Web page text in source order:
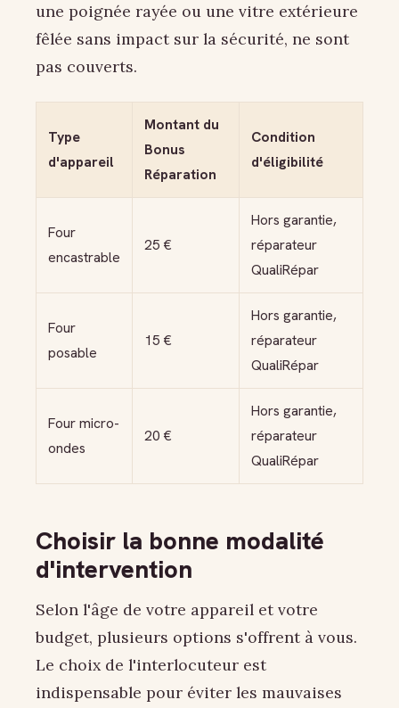
une poignée rayée ou une vitre extérieure
fêlée sans impact sur la sécurité, ne sont
pas couverts.
Type
d'appareil
Montant du
Bonus
Réparation
Condition
d'éligibilité
Four
encastrable
25 €
Hors garantie,
réparateur
QualiRépar
Four
posable
15 €
Hors garantie,
réparateur
QualiRépar
Four micro-
ondes
20 €
Hors garantie,
réparateur
QualiRépar
Choisir la bonne modalité
d'intervention
Selon l'âge de votre appareil et votre
budget, plusieurs options s'offrent à vous.
Le choix de l'interlocuteur est
indispensable pour éviter les mauvaises